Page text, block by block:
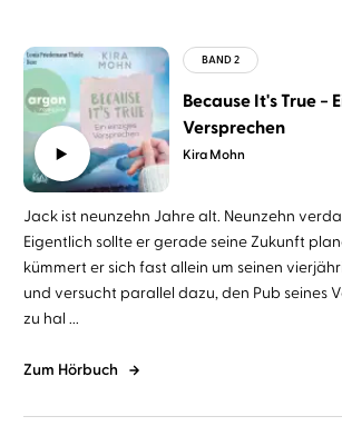
Kira Mohn
Because It's True −
Versprechen
Jack ist neunzehn Jahre alt. Neunzehn
Eigentlich sollte er gerade seine Zukunft
kümmert er sich fast allein um seinen
und versucht parallel dazu, den Pub seines
zu hal ...
Zum Hörbuch